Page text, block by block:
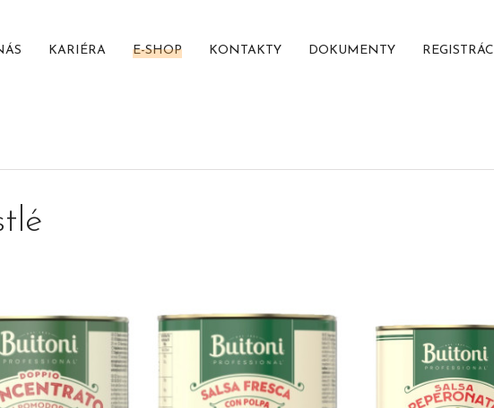
KARIÉRA E-SHOP KONTAKTY DOKUMENTY